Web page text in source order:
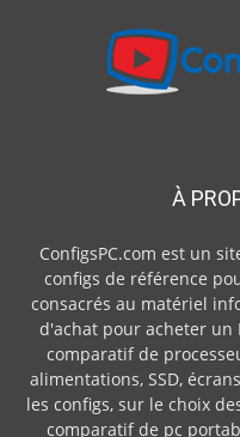
À
ConfigsPC.com est un
configs de référence
consacrés au matériel
d'achat pour acheter un
comparatif de
alimentations, SSD,
les configs, sur le choix
comparatif de pc